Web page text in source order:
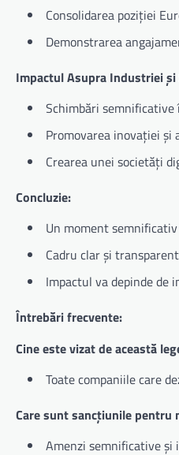
Consolidarea poziției
Demonstrarea
Impactul Asupra Industriei
Schimbări
Promovarea inovației
Crearea unei societăți
Concluzie:
Un moment
Cadru clar și
Impactul va depinde de
Întrebări frecvente:
Cine este vizat de această
Toate companiile care
Care sunt sancțiunile pentru
Amenzi semnificative și